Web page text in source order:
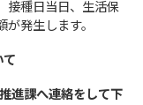
接種日当日、生活保
発生します。
て
進課へ連絡をして下